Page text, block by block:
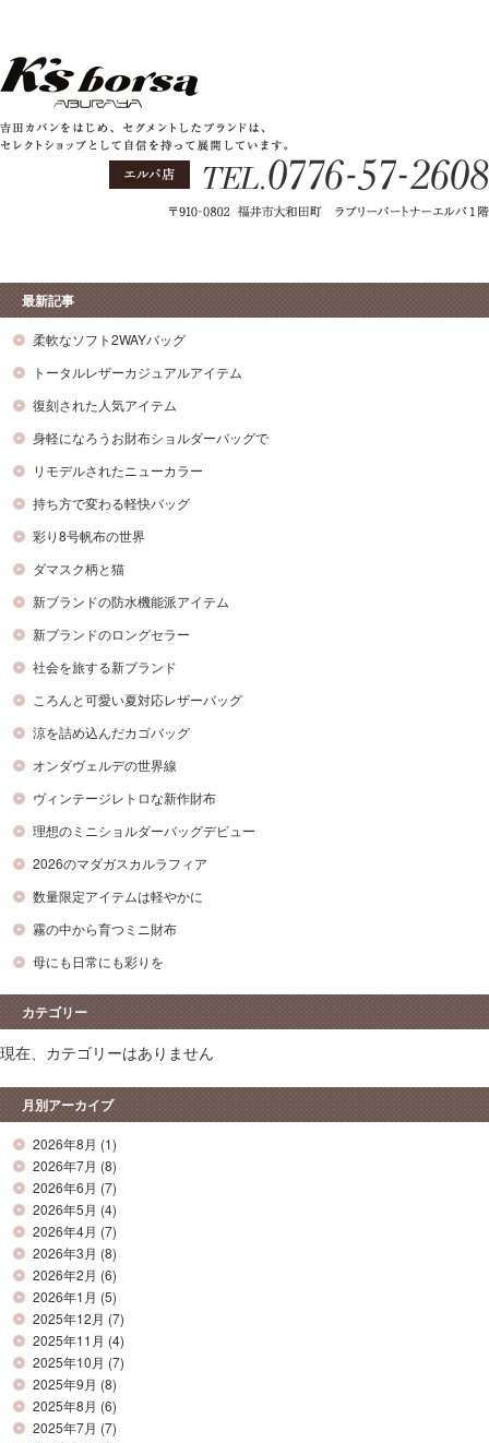
最新記事
柔軟なソフト2WAYバッグ
トータルレザーカジュアルアイテム
復刻された人気アイテム
身軽になろうお財布ショルダーバッグで
リモデルされたニューカラー
持ち方で変わる軽快バッグ
彩り8号帆布の世界
ダマスク柄と猫
新ブランドの防水機能派アイテム
新ブランドのロングセラー
社会を旅する新ブランド
ころんと可愛い夏対応レザーバッグ
涼を詰め込んだカゴバッグ
オンダヴェルデの世界線
ヴィンテージレトロな新作財布
理想のミニショルダーバッグデビュー
2026のマダガスカルラフィア
数量限定アイテムは軽やかに
霧の中から育つミニ財布
母にも日常にも彩りを
カテゴリー
現在、カテゴリーはありません
月別アーカイブ
2026年8月 (1)
2026年7月 (8)
2026年6月 (7)
2026年5月 (4)
2026年4月 (7)
2026年3月 (8)
2026年2月 (6)
2026年1月 (5)
2025年12月 (7)
2025年11月 (4)
2025年10月 (7)
2025年9月 (8)
2025年8月 (6)
2025年7月 (7)